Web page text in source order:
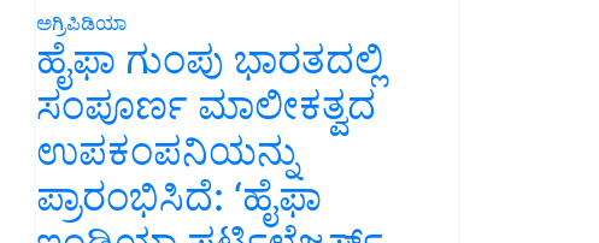
ಅಗ್ರಿಪಿಡಿಯಾ
ಹೈಫಾ ಗುಂಪು ಭಾರತದಲ್ಲಿ
ಸಂಪೂರ್ಣ ಮಾಲೀಕತ್ವದ
ಉಪಕಂಪನಿಯನ್ನು
ಪ್ರಾರಂಭಿಸಿದೆ: ‘ಹೈಫಾ